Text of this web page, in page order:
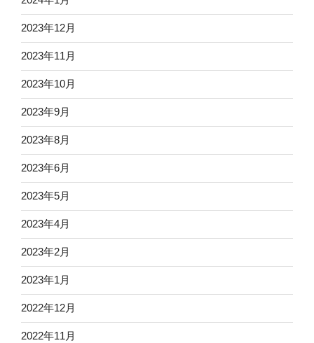
2023年12月
2023年11月
2023年10月
2023年9月
2023年8月
2023年6月
2023年5月
2023年4月
2023年2月
2023年1月
2022年12月
2022年11月